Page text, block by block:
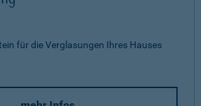
für die Verglasungen Ihres Hauses